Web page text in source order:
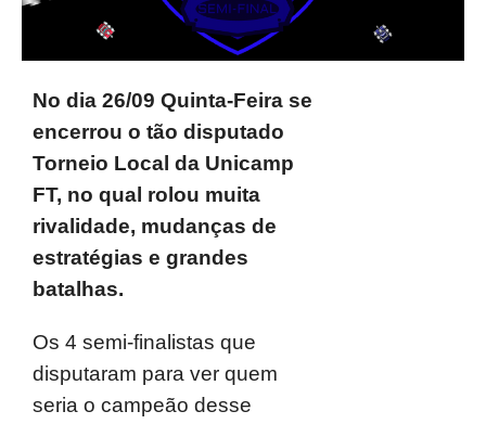
No dia 26/09 Quinta-Feira se
encerrou o tão disputado
Torneio Local da Unicamp
FT, no qual rolou muita
rivalidade, mudanças de
estratégias e grandes
batalhas.
Os 4 semi-finalistas que
disputaram para ver quem
seria o campeão desse